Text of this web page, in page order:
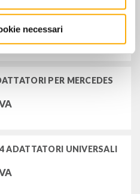
necessari
UNIVERSALI PER
PER MERCEDES
ADATTATORI UNIVERSALI